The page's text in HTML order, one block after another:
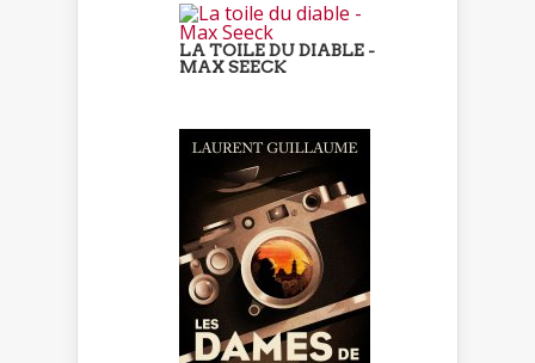
LA TOILE DU DIABLE -
MAX SEECK